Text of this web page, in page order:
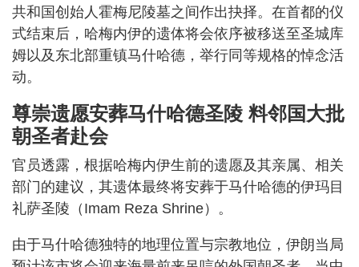
共和国创始人霍梅尼陵墓之间作出抉择。在首都的仪
式结束后，哈梅内伊的遗体将会依序被移送至圣城库
姆以及东北部重镇马什哈德，举行同等规格的悼念活
动。
尊崇遗愿安葬马什哈德圣陵 料邻国大批
朝圣者赴会
官员透露，根据哈梅内伊生前的遗愿及其亲属、相关
部门的建议，其遗体最终将安葬于马什哈德的伊玛目
礼萨圣陵（Imam Reza Shrine）。
由于马什哈德独特的地理位置与宗教地位，伊朗当局